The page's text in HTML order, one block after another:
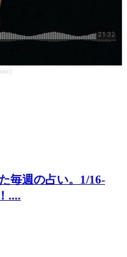
毎週の占い。1/16-
....